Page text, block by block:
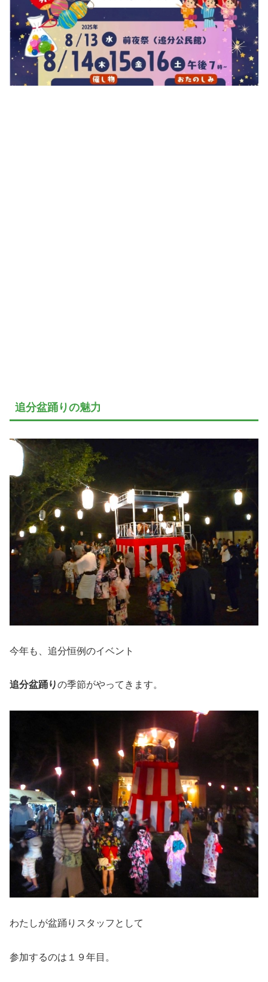
追分盆踊りの魅力
今年も、追分恒例のイベント
追分盆踊りの季節がやってきます。
わたしが盆踊りスタッフとして
参加するのは１９年目。